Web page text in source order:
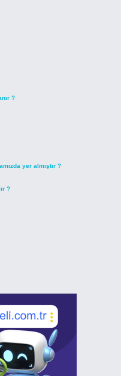
?
yer almıştır ?
?